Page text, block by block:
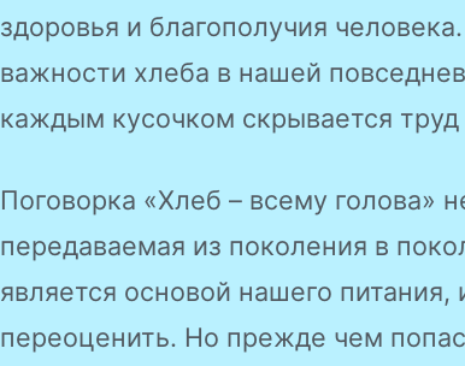
здоровья и благополучия
важности хлеба в нашей
каждым кусочком скрывается
Поговорка «Хлеб – всему голова»
передаваемая из поколения в
является основой нашего питания,
переоценить. Но прежде чем